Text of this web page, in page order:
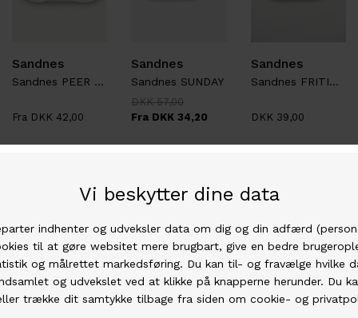
Sandnes
Sandnes PEER GYNT
Fra DKK 42,00
Sandnes
Sandnes SUNDAY
DKK 57,00
Fra DKK 34,20
Sandnes
Sandnes FRITIDSGARN
DKK 39,00